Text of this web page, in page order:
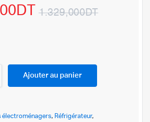
1.329,000DT
DT
Ajouter au panier
électroménagers, Réfrigérateur,